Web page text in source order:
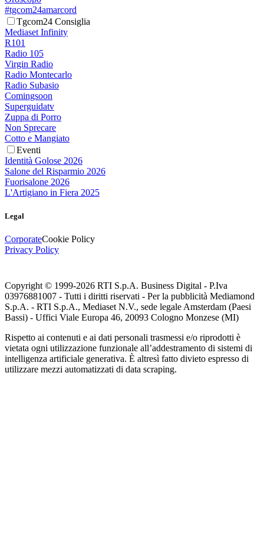
#tgcom24amarcord
Tgcom24 Consiglia
Mediaset Infinity
R101
Radio 105
Virgin Radio
Radio Montecarlo
Radio Subasio
Comingsoon
Superguidatv
Zuppa di Porro
Non Sprecare
Cotto e Mangiato
Eventi
Identità Golose 2026
Salone del Risparmio 2026
Fuorisalone 2026
L'Artigiano in Fiera 2025
Legal
CorporateCookie Policy
Privacy Policy
Copyright © 1999-2026 RTI S.p.A. Business Digital - P.Iva
03976881007 - Tutti i diritti riservati - Per la pubblicità Mediamond
S.p.A. - RTI S.p.A., Mediaset N.V., sede legale Amsterdam (Paesi
Bassi) - Uffici Viale Europa 46, 20093 Cologno Monzese (MI)
Rispetto ai contenuti e ai dati personali trasmessi e/o riprodotti è
vietata ogni utilizzazione funzionale all’addestramento di sistemi di
intelligenza artificiale generativa. È altresì fatto divieto espresso di
utilizzare mezzi automatizzati di data scraping.